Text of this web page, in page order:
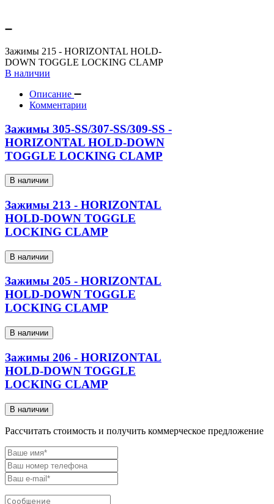
Зажимы 215 - HORIZONTAL HOLD-
DOWN TOGGLE LOCKING CLAMP
В наличии
Описание
Комментарии
Зажимы 305-SS/307-SS/309-SS -
HORIZONTAL HOLD-DOWN
TOGGLE LOCKING CLAMP
В наличии
Зажимы 213 - HORIZONTAL
HOLD-DOWN TOGGLE
LOCKING CLAMP
В наличии
Зажимы 205 - HORIZONTAL
HOLD-DOWN TOGGLE
LOCKING CLAMP
В наличии
Зажимы 206 - HORIZONTAL
HOLD-DOWN TOGGLE
LOCKING CLAMP
В наличии
Рассчитать стоимость и получить коммерческое предложение